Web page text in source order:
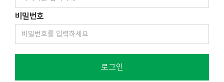
비밀번호
로그인